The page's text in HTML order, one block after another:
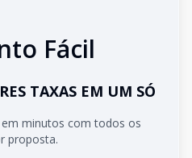
Fácil
TAXAS EM UM SÓ
minutos com todos os
proposta.